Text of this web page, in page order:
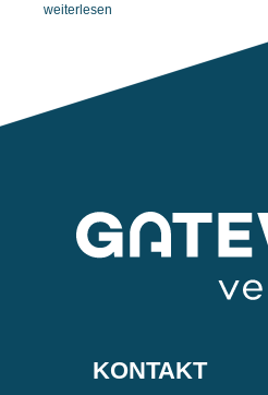
weiterlesen
KONTAKT